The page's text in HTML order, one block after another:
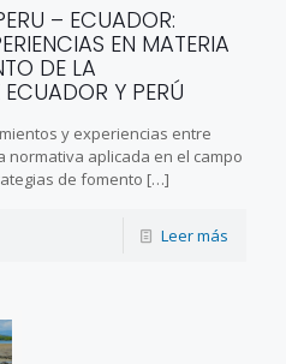
– ECUADOR:
EN MATERIA
DE LA
Y PERÚ
y experiencias entre
normativa aplicada en el campo
de fomento […]
Leer más